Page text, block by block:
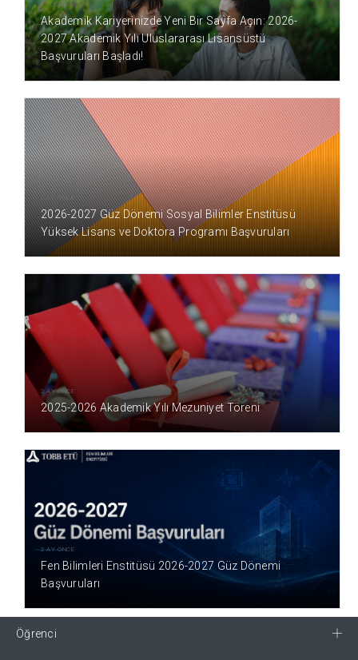
13 GÜN ÖNCE
Akademik Kariyerinizde Yeni Bir Sayfa Açın: 2026-
2027 Akademik Yılı Uluslararası Lisansüstü
Başvuruları Başladı!
2 AY ÖNCE
2026-2027 Güz Dönemi Sosyal Bilimler Enstitüsü
Yüksek Lisans ve Doktora Programı Başvuruları
2 AY ÖNCE
2025-2026 Akademik Yılı Mezuniyet Töreni
2 AY ÖNCE
Fen Bilimleri Enstitüsü 2026-2027 Güz Dönemi
Başvuruları
Öğrenci